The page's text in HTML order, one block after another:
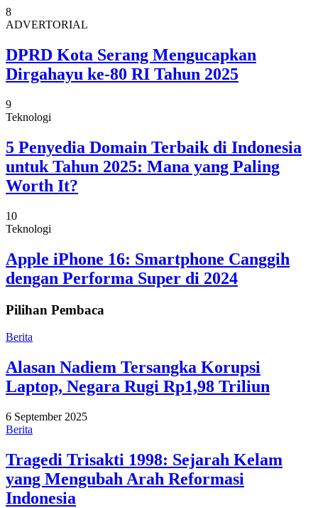
8
ADVERTORIAL
DPRD Kota Serang Mengucapkan
Dirgahayu ke-80 RI Tahun 2025
9
Teknologi
5 Penyedia Domain Terbaik di Indonesia
untuk Tahun 2025: Mana yang Paling
Worth It?
10
Teknologi
Apple iPhone 16: Smartphone Canggih
dengan Performa Super di 2024
Pilihan Pembaca
Berita
Alasan Nadiem Tersangka Korupsi
Laptop, Negara Rugi Rp1,98 Triliun
6 September 2025
Berita
Tragedi Trisakti 1998: Sejarah Kelam
yang Mengubah Arah Reformasi
Indonesia